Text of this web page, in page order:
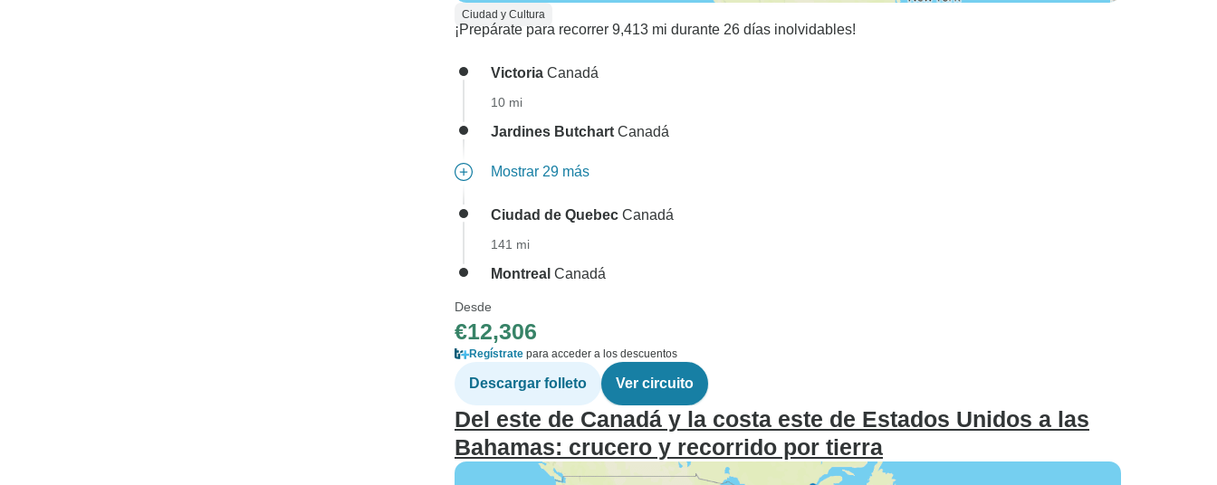
Ciudad y Cultura
¡Prepárate para recorrer 9,413 mi durante 26 días inolvidables!
Victoria Canadá
10 mi
Jardines Butchart Canadá
Mostrar 29 más
Ciudad de Quebec Canadá
141 mi
Montreal Canadá
Desde
€12,306
Regístrate para acceder a los descuentos
Descargar folleto Ver circuito
Del este de Canadá y la costa este de Estados Unidos a las
Bahamas: crucero y recorrido por tierra